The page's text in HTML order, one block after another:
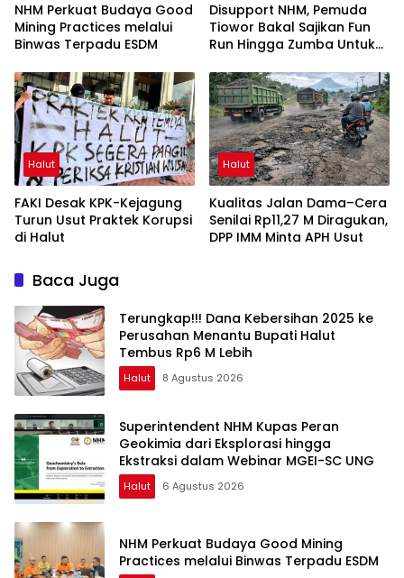
NHM Perkuat Budaya Good
Mining Practices melalui
Binwas Terpadu ESDM
Disupport NHM, Pemuda
Tiowor Bakal Sajikan Fun
Run Hingga Zumba Untuk
Halut
FAKI Desak KPK-Kejagung
Turun Usut Praktek Korupsi
di Halut
Halut
Kualitas Jalan Dama–Cera
Senilai Rp11,27 M Diragukan,
DPP IMM Minta APH Usut
Baca Juga
Terungkap!!! Dana Kebersihan 2025 ke
Perusahan Menantu Bupati Halut
Tembus Rp6 M Lebih
Halut 8 Agustus 2026
Superintendent NHM Kupas Peran
Geokimia dari Eksplorasi hingga
Ekstraksi dalam Webinar MGEI-SC UNG
Halut 6 Agustus 2026
NHM Perkuat Budaya Good Mining
Practices melalui Binwas Terpadu ESDM